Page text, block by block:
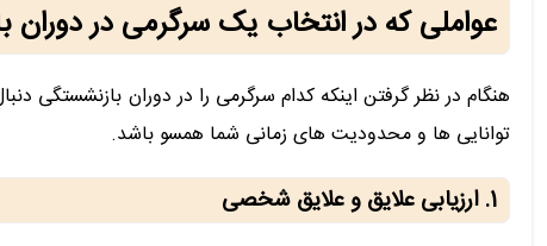
عواملی که در انتخاب یک سرگرمی در دوران
هنگام در نظر گرفتن اینکه کدام سرگرمی را در دوران بازنشستگی
توانایی ها و محدودیت های زمانی شما همسو باشد.
1. ارزیابی علایق و علایق شخصی